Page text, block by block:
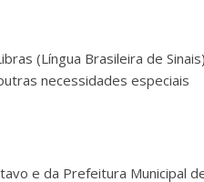
(Língua Brasileira de
necessidades especiais
e da Prefeitura Municipal